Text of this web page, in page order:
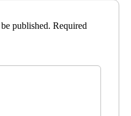
published. Required